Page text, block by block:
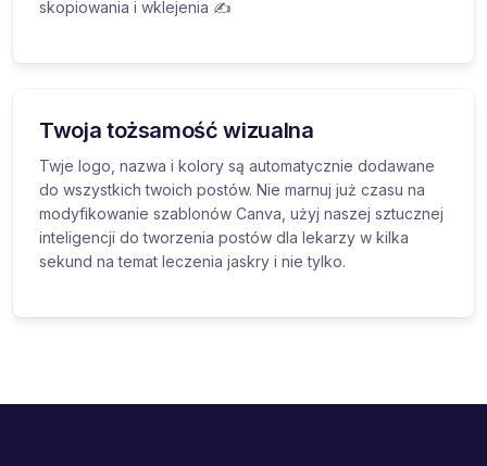
skopiowania i wklejenia ✍️
Twoja tożsamość wizualna
Twje logo, nazwa i kolory są automatycznie dodawane
do wszystkich twoich postów. Nie marnuj już czasu na
modyfikowanie szablonów Canva, użyj naszej sztucznej
inteligencji do tworzenia postów dla lekarzy w kilka
sekund na temat leczenia jaskry i nie tylko.